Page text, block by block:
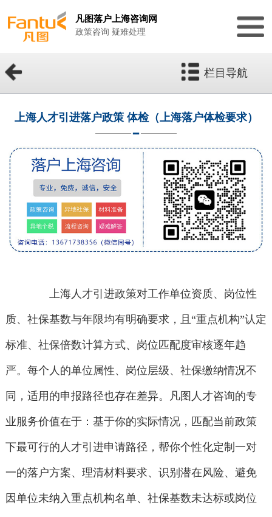
凡图落户上海咨询网
政策咨询 疑难处理
栏目导航
上海人才引进落户政策 体检（上海落户体检要求）
上海人才引进政策对工作单位资质、岗位性
质、社保基数与年限均有明确要求，且“重点机构”认定
标准、社保倍数计算方式、岗位匹配度审核逐年趋
严。每个人的单位属性、岗位层级、社保缴纳情况不
同，适用的申报路径也存在差异。凡图人才咨询的专
业服务价值在于：基于你的实际情况，匹配当前政策
下最可行的人才引进申请路径，帮你个性化定制一对
一的落户方案、理清材料要求、识别潜在风险、避免
因单位未纳入重点机构名单、社保基数未达标或岗位